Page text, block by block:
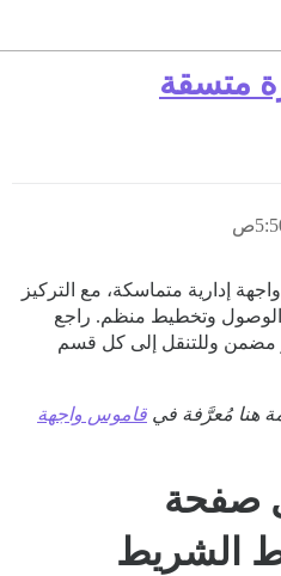
متسقة
إدارية متماسكة، مع التركيز
الوصول وتخطيط منظم. راجع
مضمن وللتنقل إلى كل قسم
هنا مُعرَّفة في قاموس واجهة
صفحة
الشريط